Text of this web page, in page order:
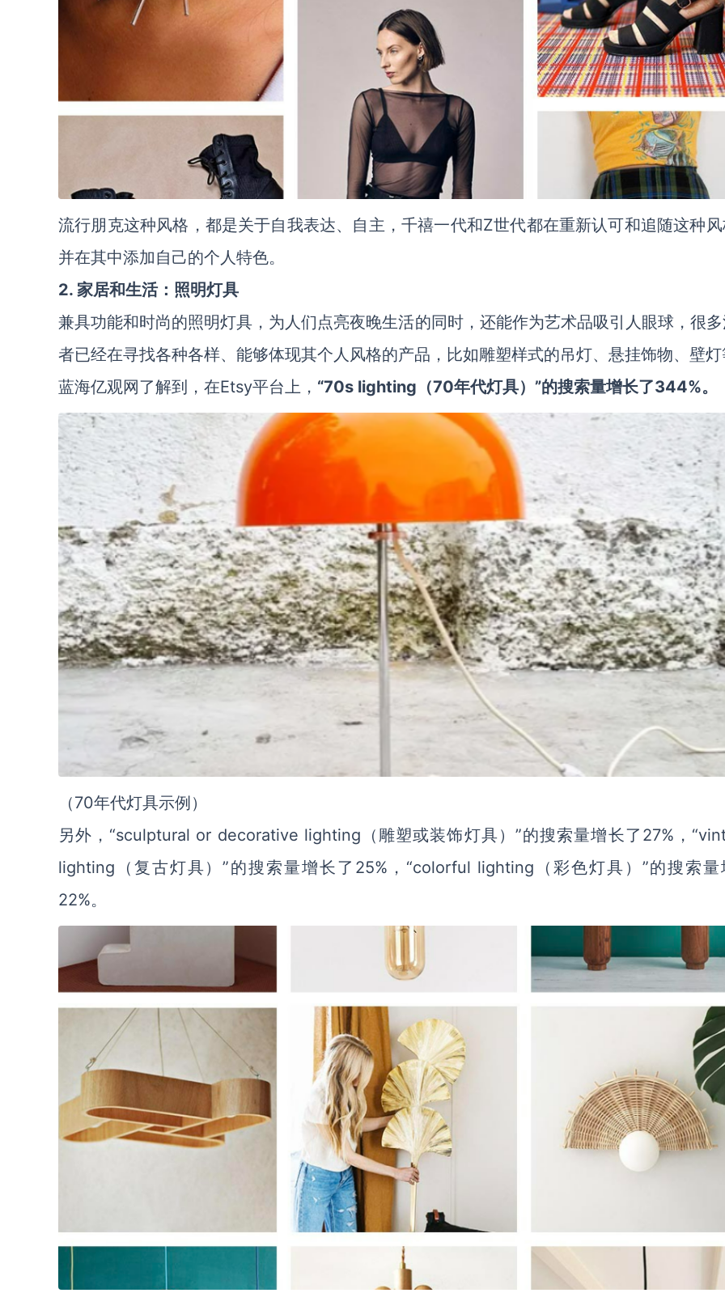
流行朋克这种风格，都是关于自我表达、自主，千禧一代和Z世代都在重新认可和追随这种
并在其中添加自己的个人特色。
2. 家居和生活：照明灯具
兼具功能和时尚的照明灯具，为人们点亮夜晚生活的同时，还能作为艺术品吸引人眼球，很
者已经在寻找各种各样、能够体现其个人风格的产品，比如雕塑样式的吊灯、悬挂饰物、壁
蓝海亿观网了解到，在Etsy平台上， “70s lighting（70年代灯具）”的搜索量增长了344%。
（70年代灯具示例）
另外，“sculptural or decorative lighting（雕塑或装饰灯具）”的搜索量增长了27%，
lighting（复古灯具）”的搜索量增长了25%，“colorful lighting（彩色灯具）”的搜索量
22%。